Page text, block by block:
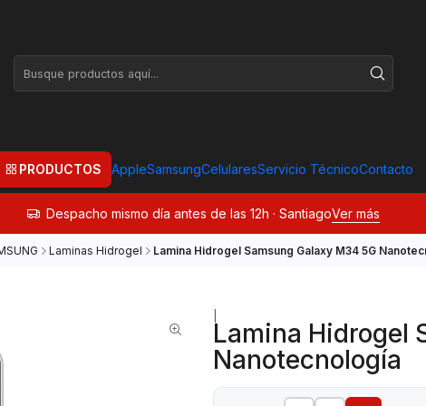
PRODUCTOS AppleSamsungCelularesServicio TécnicoContacto
Despacho mismo día antes de las 12h · SantiagoVer más
Laminas Hidrogel Lamina Hidrogel Samsung Galaxy M34 5G
Lamina Hidrogel
Nanotecnología